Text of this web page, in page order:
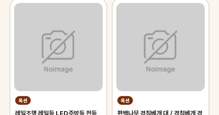
옥션
레일조명 레일등 LED주방등 전등
옥션
편백나무 경침베개 대 / 경침베개 경